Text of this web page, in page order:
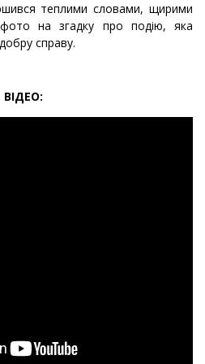
теплими словами, щирими
на згадку про подію, яка
справу.
ВІДЕО: